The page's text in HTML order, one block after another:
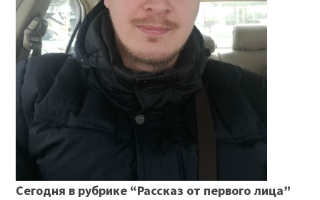
Сегодня в рубрике “Рассказ от первого лица”